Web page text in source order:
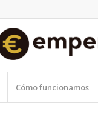
Cómo funcionamos